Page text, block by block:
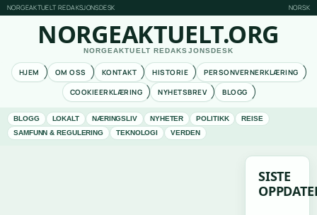
NORGEAKTUELT REDAKSJONSDESK NORSK
NORGEAKTUELT.ORG
NORGEAKTUELT REDAKSJONSDESK
HJEM OM OSS KONTAKT HISTORIE
PERSONVERNERKLÆRING
COOKIEERKLÆRING
NYHETSBREV BLOGG
BLOGG LOKALT NÆRINGSLIV NYHETER POLITIKK
REISE
SAMFUNN & REGULERING
TEKNOLOGI VERDEN
SISTE